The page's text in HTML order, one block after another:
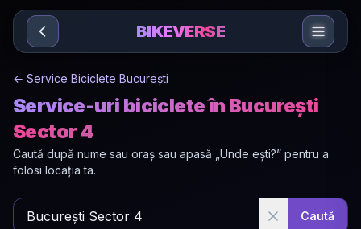
Sari la conținut
BIKEVERSE
← Service Biciclete București
Service-uri biciclete în București
Sector 4
Caută după nume sau oraș sau apasă „Unde ești?” pentru a
folosi locația ta.
Caută